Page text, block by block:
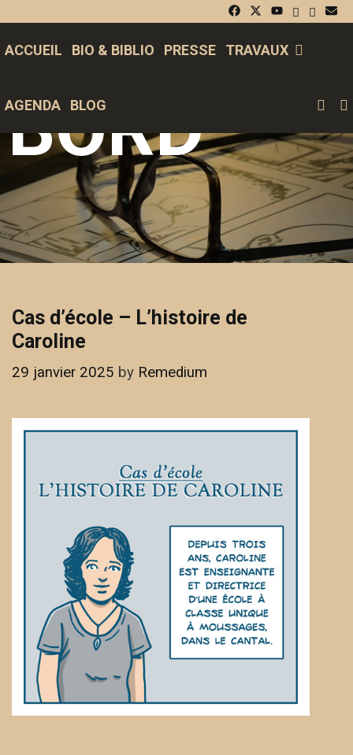
content
ACCUEIL BIO & BIBLIO PRESSE TRAVAUX
AGENDA BLOG
DE
BORD
Cas d’école – L’histoire de
Caroline
29 janvier 2025 by Remedium